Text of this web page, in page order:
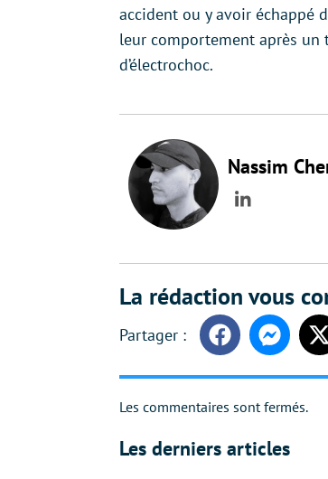
accident ou y avoir échappé
leur comportement après
d’électrochoc.
Nassim
LinkedIn
La rédaction vous
Facebook
Les commentaires sont fermés.
Les derniers articles